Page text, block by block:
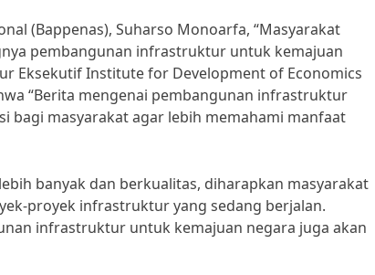
(Bappenas), Suharso Monoarfa, “Masyarakat
pembangunan infrastruktur untuk kemajuan
Eksekutif Institute for Development of Economics
“Berita mengenai pembangunan infrastruktur
bagi masyarakat agar lebih memahami manfaat
banyak dan berkualitas, diharapkan masyarakat
proyek infrastruktur yang sedang berjalan.
infrastruktur untuk kemajuan negara juga akan